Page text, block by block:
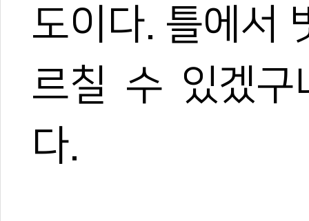
도이다. 틀에서
르칠 수 있겠구
다.